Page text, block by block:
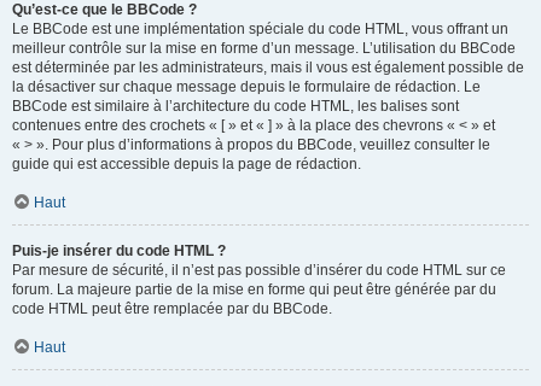
Qu’est-ce que le BBCode ?
Le BBCode est une implémentation spéciale du code HTML, vous offrant un
meilleur contrôle sur la mise en forme d’un message. L’utilisation du BBCode
est déterminée par les administrateurs, mais il vous est également possible de
la désactiver sur chaque message depuis le formulaire de rédaction. Le
BBCode est similaire à l’architecture du code HTML, les balises sont
contenues entre des crochets « [ » et « ] » à la place des chevrons « < » et
« > ». Pour plus d’informations à propos du BBCode, veuillez consulter le
guide qui est accessible depuis la page de rédaction.
Haut
Puis-je insérer du code HTML ?
Par mesure de sécurité, il n’est pas possible d’insérer du code HTML sur ce
forum. La majeure partie de la mise en forme qui peut être générée par du
code HTML peut être remplacée par du BBCode.
Haut